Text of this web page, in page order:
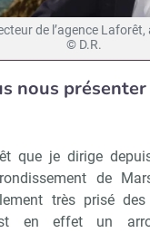
de l’agence Laforêt,
© D.R.
nous
que je dirige
de
très prisé
en effet un